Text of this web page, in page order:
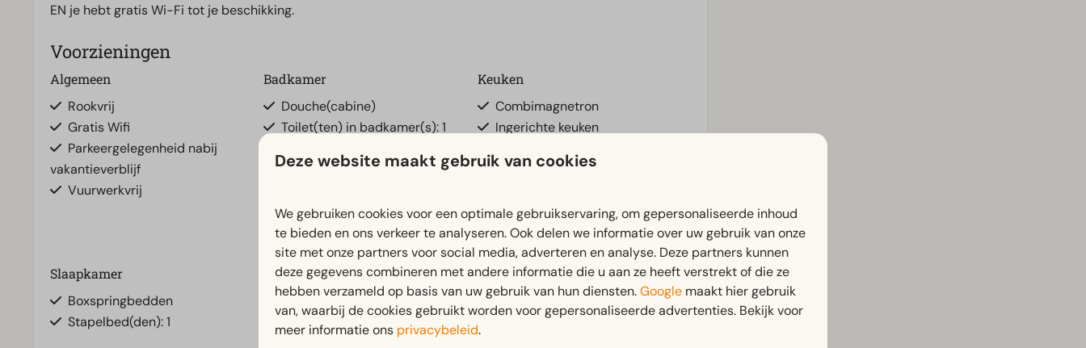
EN je hebt gratis Wi-Fi tot je beschikking.
Voorzieningen
Algemeen
Rookvrij
Gratis Wifi
Parkeergelegenheid nabij
vakantieverblijf
Vuurwerkvrij
Badkamer
Douche(cabine)
Toilet(ten) in badkamer(s): 1
Keuken
Combimagnetron
Ingerichte keuken
Koffiepadapparaat
Vaatwasser(s)
Vriezer
Slaapkamer
Boxspringbedden
Stapelbed(den): 1
Deze website maakt gebruik van cookies
We gebruiken cookies voor een optimale gebruikservaring, om gepersonaliseerde inhoud
te bieden en ons verkeer te analyseren. Ook delen we informatie over uw gebruik van onze
site met onze partners voor social media, adverteren en analyse. Deze partners kunnen
deze gegevens combineren met andere informatie die u aan ze heeft verstrekt of die ze
hebben verzameld op basis van uw gebruik van hun diensten.Google maakt hier gebruik
van, waarbij de cookies gebruikt worden voor gepersonaliseerde advertenties. Bekijk voor
meer informatie ons privacybeleid.